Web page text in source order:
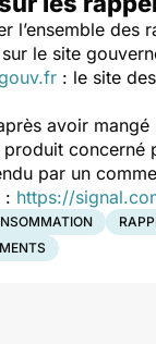
l’ensemble des
le site
: le site
avoir mangé
produit concerné
par un
: https://